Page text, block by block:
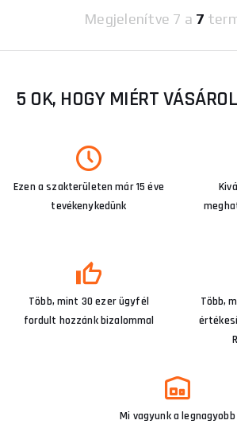
Megjelenítve 7 a 7
5 OK, HOGY MIÉRT
Ezen a szakterületen már 15 éve
tevékenykedünk
Több, mint 30 ezer ügyfél
fordult hozzánk bizalommal
Több,
Mi vagyunk a legnagyobb